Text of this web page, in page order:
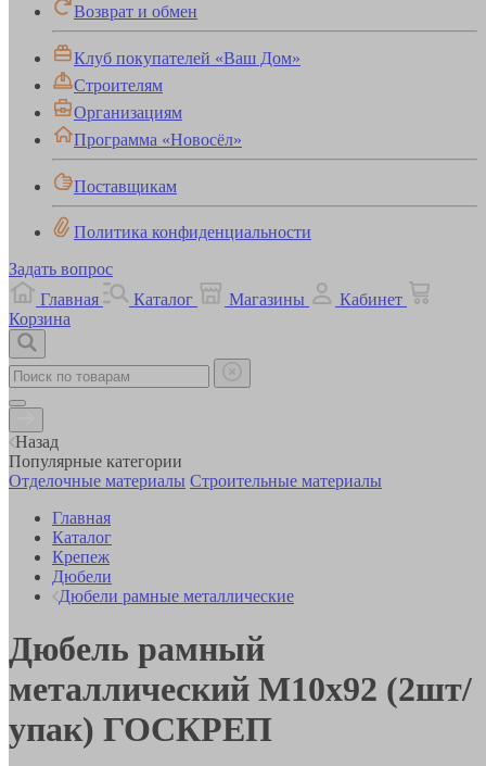
Возврат и обмен
Клуб покупателей «Ваш Дом»
Строителям
Организациям
Программа «Новосёл»
Поставщикам
Политика конфиденциальности
Задать вопрос
Главная
Каталог Магазины
Кабинет
Корзина
Назад
Популярные категории
Отделочные материалы Строительные материалы
Главная
Каталог
Крепеж
Дюбели
Дюбели рамные металлические
Дюбель рамный
металлический М10х92 (2шт/
упак) ГОСКРЕП